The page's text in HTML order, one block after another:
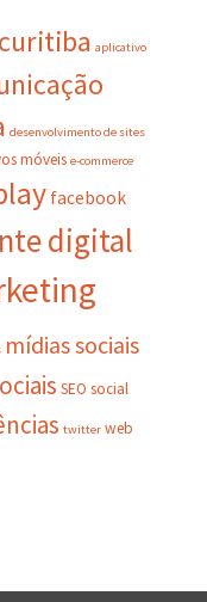
aplicativo
desenvolvimento de sites
móveis e-commerce
facebook
digital
mídias sociais
SEO social
twitter web